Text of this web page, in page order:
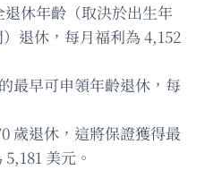
退休年齡（取決於出生年
退休，每月福利為 4,152
最早可申領年齡退休，每
歲退休，這將保證獲得最
美元。